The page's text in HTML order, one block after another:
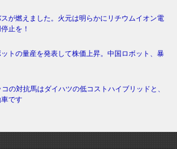
が燃えました。火元は明らかにリチウムイオン電
止を！
トの量産を発表して株価上昇。中国ロボット、暴
の対抗馬はダイハツの低コストハイブリッドと、
です